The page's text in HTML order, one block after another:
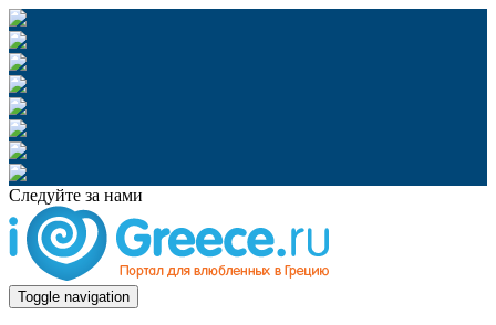
Следуйте за нами
Toggle navigation